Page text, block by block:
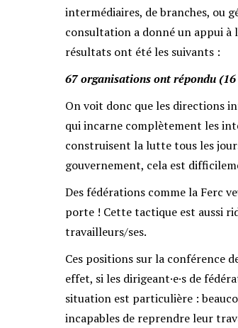
intermédiaires, de branches, ou
consultation a donné un appui à
résultats ont été les suivants :
67 organisations ont répondu (16
On voit donc que les directions
qui incarne complètement les
construisent la lutte tous les
gouvernement, cela est
Des fédérations comme la Ferc
porte ! Cette tactique est aussi
travailleurs/ses.
Ces positions sur la conférence
effet, si les dirigeant·e·s de
situation est particulière :
incapables de reprendre leur